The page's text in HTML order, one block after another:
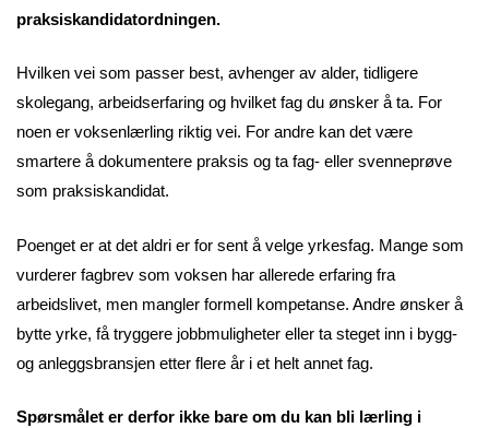
praksiskandidatordningen.
Hvilken vei som passer best, avhenger av alder, tidligere
skolegang, arbeidserfaring og hvilket fag du ønsker å ta. For
noen er voksenlærling riktig vei. For andre kan det være
smartere å dokumentere praksis og ta fag- eller svenneprøve
som praksiskandidat.
Poenget er at det aldri er for sent å velge yrkesfag. Mange som
vurderer fagbrev som voksen har allerede erfaring fra
arbeidslivet, men mangler formell kompetanse. Andre ønsker å
bytte yrke, få tryggere jobbmuligheter eller ta steget inn i bygg-
og anleggsbransjen etter flere år i et helt annet fag.
Spørsmålet er derfor ikke bare om du kan bli lærling i